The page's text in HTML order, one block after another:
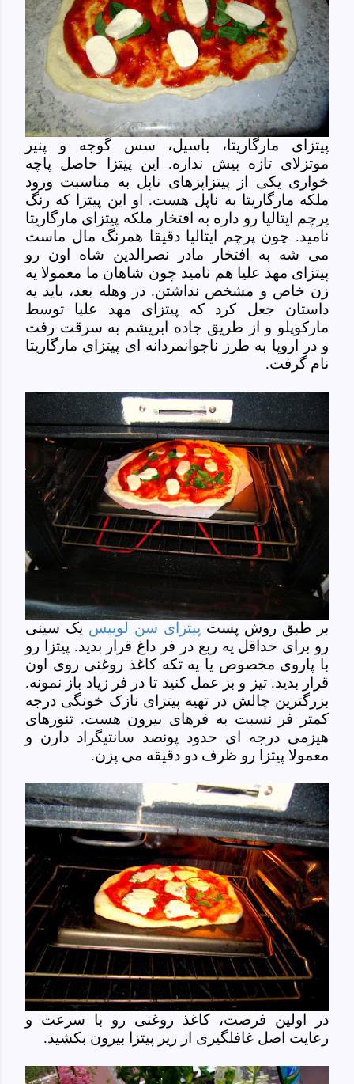
پیتزای مارگاریتا، باسیل، سس گوجه و پنیر
موتزلای تازه بیش نداره. این پیتزا حاصل پاچه
خواری یکی از پیتزاپزهای ناپل به مناسبت ورود
ملکه مارگاریتا به ناپل هست. او این پیتزا که رنگ
پرچم ایتالیا رو داره به افتخار ملکه پیتزای مارگاریتا
نامید. چون پرچم ایتالیا دقیقا همرنگ مال ماست
می شه به افتخار مادر نصرالدین شاه اون رو
پیتزای مهد علیا هم نامید چون شاهان ما معمولا یه
زن خاص و مشخص نداشتن. در وهله بعد، باید یه
داستان جعل کرد که پیتزای مهد علیا توسط
مارکوپلو و از طریق جاده ابریشم به سرقت رفت
و در اروپا به طرز ناجوانمردانه ای پیتزای مارگاریتا
نام گرفت.
بر طبق روش پست پیتزای سن لوییس یک سینی
رو برای حداقل یه ربع در فر داغ قرار بدید. پیتزا رو
با پاروی مخصوص یا یه تکه کاغذ روغنی روی اون
قرار بدید. تیز و بز عمل کنید تا در فر زیاد باز نمونه.
بزرگترین چالش در تهیه پیتزای نازک خونگی درجه
کمتر فر نسبت به فرهای بیرون هست. تنورهای
هیزمی درجه ای حدود پونصد سانتیگراد دارن و
معمولا پیتزا رو ظرف دو دقیقه می پزن.
در اولین فرصت، کاغذ روغنی رو با سرعت و
رعایت اصل غافلگیری از زیر پیتزا بیرون بکشید.